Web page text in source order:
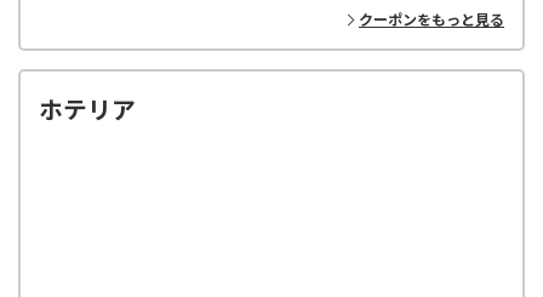
クーポンをもっと見る
ホテリア